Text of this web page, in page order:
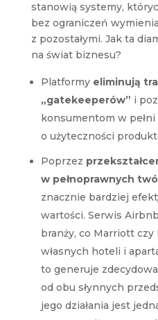
stanowią systemy,
bez ograniczeń
z pozostałymi. Jak ta
na świat biznesu?
Platformy eliminują
„gatekeeperów” i
konsumentom w pełni
o użyteczności
Poprzez
w pełnoprawnych
znacznie bardziej
wartości. Serwis
branży, co Marriott
własnych hoteli i
to generuje
od obu słynnych
jego działania jest